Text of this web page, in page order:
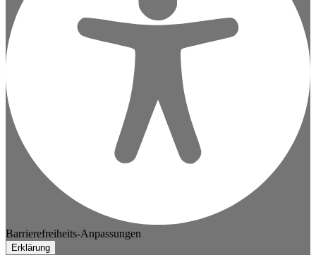
Barrierefreiheits-Anpassungen
Erklärung